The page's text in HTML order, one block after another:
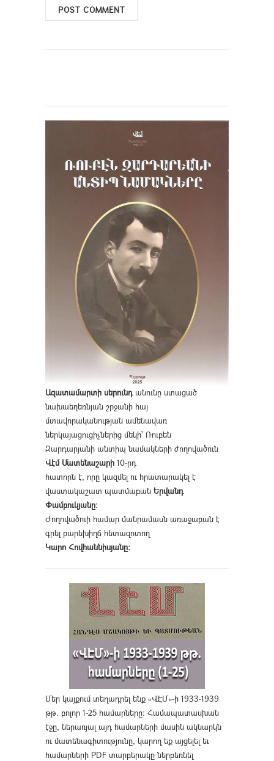
Ազատամարտի սերունդանունը ստացած
նախաեղեռնյան շրջանի հայ
մտավորականության ամենավառ
ներկայացուցիչներից մեկի՝ Ռուբեն
Զարդարյանի անտիպ նամակների ժողովածուն
Վէմ Մատենաշարի 10-րդ
հատորն է, որը կազմել ու հրատարակել է
վաստակաշատ պատմաբան Երվանդ
Փամբուկյանը։
Ժողովածուի համար մանրամասն առաջաբան է
գրել բարեխիղճ հետազոտող
Կարո Հովհաննիսյանը։
Մեր կայքում տեղադրել ենք «ՎԷՄ»-ի 1933-1939
թթ. բոլոր 1-25 համարները։ Համապատասխան
էջը, ներառյալ այդ համարների մասին ակնարկն
ու մատենագիտությունը, կարող եք այցելել եւ
համարների PDF տարբերակը ներբեռնել